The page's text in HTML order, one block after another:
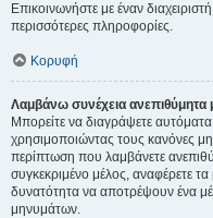
Επικοινωνήστε με έναν
περισσότερες πληροφορίες.
Κορυφή
Λαμβάνω συνέχεια ανεπιθύμητα
Μπορείτε να διαγράψετε
χρησιμοποιώντας τους κανόνες
περίπτωση που λαμβάνετε
συγκεκριμένο μέλος, αναφέρετε
δυνατότητα να αποτρέψουν ένα
μηνυμάτων.